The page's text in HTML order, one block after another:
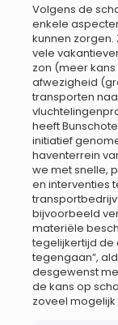
Volgens de
enkele
kunnen
vele
zon (meer
afwezigheid
transporten
heeft
initiatief
haventerrein
we met snelle,
en interventies
bijvoorbeeld
materiële
tegelijkertijd de
tegengaan”,
desgewenst
de kans op
zoveel